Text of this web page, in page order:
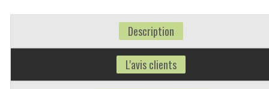
Description
L'avis clients